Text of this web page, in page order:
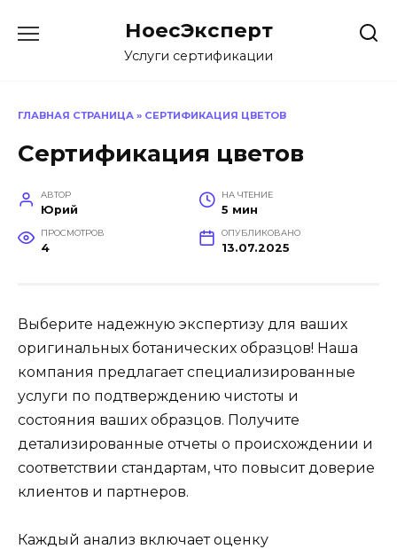
НоесЭксперт
Услуги сертификации
ГЛАВНАЯ СТРАНИЦА » СЕРТИФИКАЦИЯ ЦВЕТОВ
Сертификация цветов
АВТОР
Юрий
НА ЧТЕНИЕ
5 мин
ПРОСМОТРОВ
4
ОПУБЛИКОВАНО
13.07.2025
Выберите надежную экспертизу для ваших
оригинальных ботанических образцов! Наша
компания предлагает специализированные
услуги по подтверждению чистоты и
состояния ваших образцов. Получите
детализированные отчеты о происхождении и
соответствии стандартам, что повысит доверие
клиентов и партнеров.
Каждый анализ включает оценку